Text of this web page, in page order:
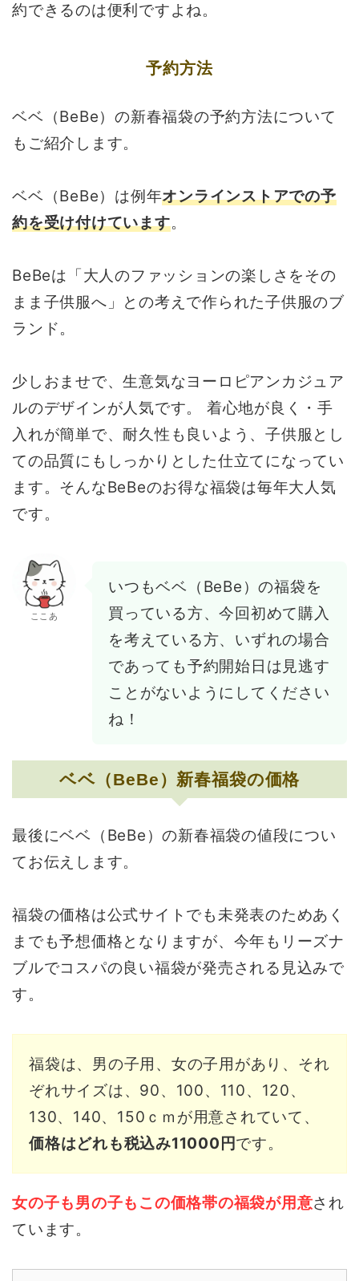
約できるのは便利ですよね。
予約方法
ベベ（BeBe）の新春福袋の予約方法について
もご紹介します。
ベベ（BeBe）は例年オンラインストアでの予
約を受け付けています。
BeBeは「大人のファッションの楽しさをその
まま子供服へ」との考えで作られた子供服のブ
ランド。
少しおませで、生意気なヨーロピアンカジュア
ルのデザインが人気です。 着心地が良く・手
入れが簡単で、耐久性も良いよう、子供服とし
ての品質にもしっかりとした仕立てになってい
ます。そんなBeBeのお得な福袋は毎年大人気
です。
ここあ
いつもベベ（BeBe）の福袋を
買っている方、今回初めて購入
を考えている方、いずれの場合
であっても予約開始日は見逃す
ことがないようにしてください
ね！
ベベ（BeBe）新春福袋の価格
最後にベベ（BeBe）の新春福袋の値段につい
てお伝えします。
福袋の価格は公式サイトでも未発表のためあく
までも予想価格となりますが、今年もリーズナ
ブルでコスパの良い福袋が発売される見込みで
す。
福袋は、男の子用、女の子用があり、それ
ぞれサイズは、90、100、110、120、
130、140、150ｃｍが用意されていて、
価格はどれも税込み11000円です。
女の子も男の子もこの価格帯の福袋が用意され
ています。